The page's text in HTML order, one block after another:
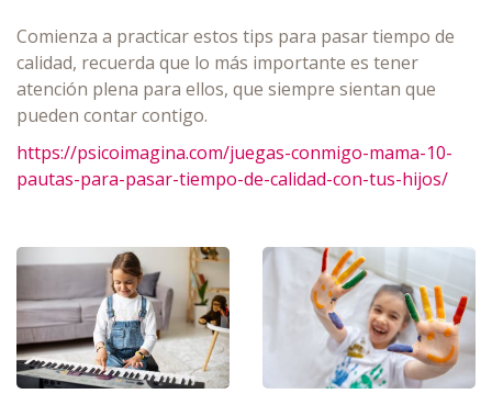
Comienza a practicar estos tips para pasar tiempo de
calidad, recuerda que lo más importante es tener
atención plena para ellos, que siempre sientan que
pueden contar contigo.
https://psicoimagina.com/juegas-conmigo-mama-10-
pautas-para-pasar-tiempo-de-calidad-con-tus-hijos/